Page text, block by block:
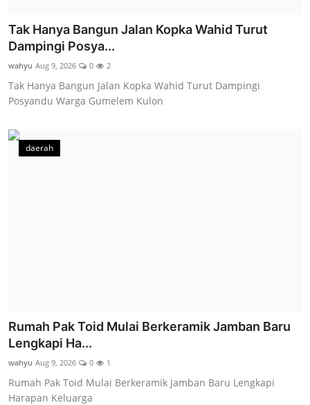
Tak Hanya Bangun Jalan Kopka Wahid Turut
Dampingi Posya...
wahyu Aug 9, 2026 0 2
Tak Hanya Bangun Jalan Kopka Wahid Turut Dampingi
Posyandu Warga Gumelem Kulon
daerah
Rumah Pak Toid Mulai Berkeramik Jamban Baru
Lengkapi Ha...
wahyu Aug 9, 2026 0 1
Rumah Pak Toid Mulai Berkeramik Jamban Baru Lengkapi
Harapan Keluarga